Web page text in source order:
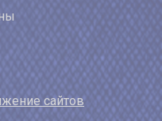
сайтов